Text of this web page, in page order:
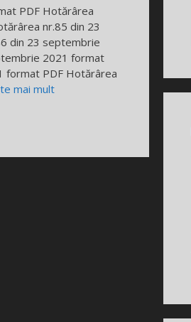
PDF Hotărârea
nr.85 din 23
din 23 septembrie
2021 format
format PDF Hotărârea
mai mult